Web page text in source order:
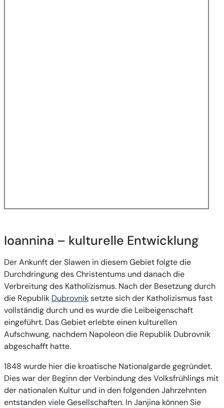
Ioannina – kulturelle Entwicklung
Der Ankunft der Slawen in diesem Gebiet folgte die
Durchdringung des Christentums und danach die
Verbreitung des Katholizismus. Nach der Besetzung durch
die Republik Dubrovniksetzte sich der Katholizismus fast
vollständig durch und es wurde die Leibeigenschaft
eingeführt. Das Gebiet erlebte einen kulturellen
Aufschwung, nachdem Napoleon die Republik Dubrovnik
abgeschafft hatte.
1848 wurde hier die kroatische Nationalgarde gegründet.
Dies war der Beginn der Verbindung des Volksfrühlings mit
der nationalen Kultur und in den folgenden Jahrzehnten
entstanden viele Gesellschaften. In Janjina können Sie